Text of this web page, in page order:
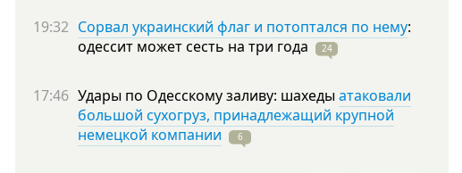
19:32 Сорвал украинский флаг и потоптался по нему:
одессит может сесть на три года 24
17:46 Удары по Одесскому заливу: шахеды атаковали
большой сухогруз, принадлежащий крупной
немецкой компании
6